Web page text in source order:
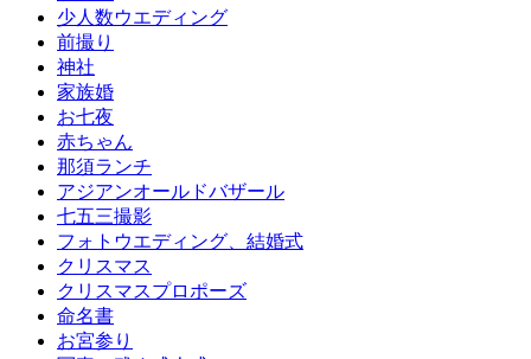
少人数ウエディング
前撮り
神社
家族婚
お七夜
赤ちゃん
那須ランチ
アジアンオールドバザール
七五三撮影
フォトウエディング、結婚式
クリスマス
クリスマスプロポーズ
命名書
お宮参り